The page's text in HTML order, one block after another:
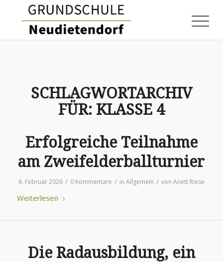
SCHLAGWORTARCHIV
FÜR: KLASSE 4
Erfolgreiche Teilnahme
am Zweifelderballturnier
6. Februar 2026 / 0 Kommentare / in Allgemein / von Anett Riese
Weiterlesen
Die Radausbildung, ein